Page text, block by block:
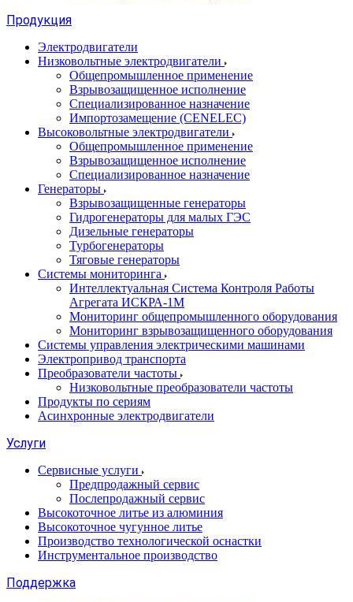
Продукция
Электродвигатели
Низковольтные электродвигатели
Общепромышленное применение
Взрывозащищенное исполнение
Специализированное назначение
Импортозамещение (CENELEC)
Высоковольтные электродвигатели
Общепромышленное применение
Взрывозащищенное исполнение
Специализированное назначение
Генераторы
Взрывозащищенные генераторы
Гидрогенераторы для малых ГЭС
Дизельные генераторы
Турбогенераторы
Тяговые генераторы
Системы мониторинга
Интеллектуальная Система Контроля Работы
Агрегата ИСКРА-1М
Мониторинг общепромышленного оборудования
Мониторинг взрывозащищенного оборудования
Системы управления электрическими машинами
Электропривод транспорта
Преобразователи частоты
Низковольтные преобразователи частоты
Продукты по сериям
Асинхронные электродвигатели
Услуги
Сервисные услуги
Предпродажный сервис
Послепродажный сервис
Высокоточное литье из алюминия
Высокоточное чугунное литье
Производство технологической оснастки
Инструментальное производство
Поддержка